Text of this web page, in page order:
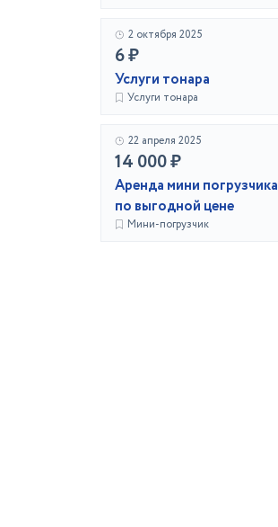
2 октября 2025
6 ₽
Услуги тонара
Услуги тонара
22 апреля 2025
14 000 ₽
Аренда мини погрузчика
по выгодной цене
Мини-погрузчик